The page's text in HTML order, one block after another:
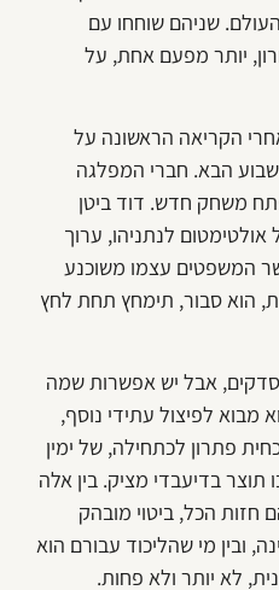
שניהם שוחחו עם
יותר מפעם אחת, על
הקריאה הראשונה על
הבא. חברי המפלגה
משחק חדש. דוד ביטן
לנתניהו, ערוך
המשפטים עצמו משוכנע
הוא סבור, תימחץ תחת לחץ
אבל יש אפשרות שמה
מבוא לפיצול עתידי נוסף,
פתרון לכתחילה, של ימין
תוצר בדיעבדי מציק. בין אלה
חזות הכל, ביטוי מובהק
מי שהליכוד עבורם הוא
לא יותר ולא פחות.